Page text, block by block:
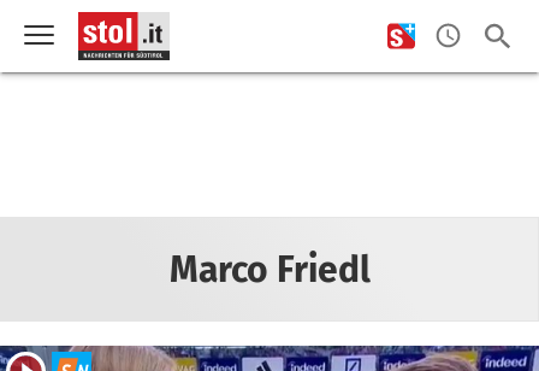
Marco Friedl